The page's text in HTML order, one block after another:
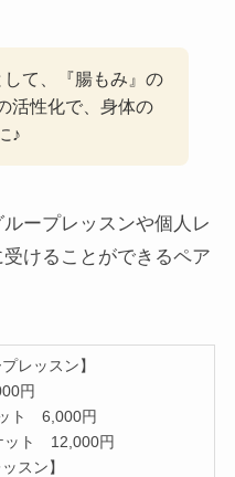
て、『腸もみ』の
活性化で、身体の
♪
ープレッスンや個人レ
けることができるペア
レッスン】
円
ト 6,000円
ット 12,000円
スン】